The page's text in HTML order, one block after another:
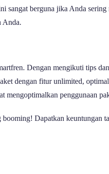
berguna jika Anda
Anda.
Dengan mengikuti tips
dengan fitur unlimited,
penggunaan
Dapatkan